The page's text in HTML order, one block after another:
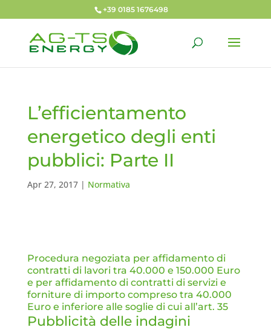
+39 0185 1676498
L’efficientamento
energetico degli enti
pubblici: Parte II
Apr 27, 2017| Normativa
Procedura negoziata per affidamento di
contratti di lavori tra 40.000 e 150.000 Euro
e per affidamento di contratti di servizi e
forniture di importo compreso tra 40.000
Euro e inferiore alle soglie di cui all’art. 35
Pubblicità delle indagini